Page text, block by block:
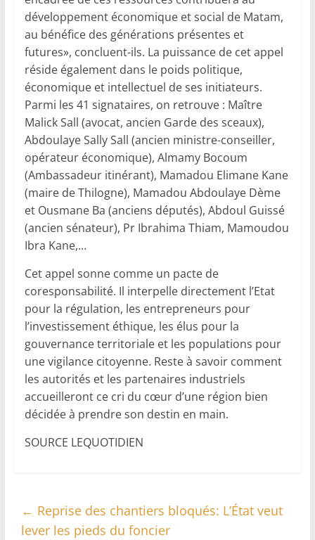
développement économique et social de Matam,
au bénéfice des générations présentes et
futures», concluent-ils. La puissance de cet appel
réside également dans le poids politique,
économique et intellectuel de ses initiateurs.
Parmi les 41 signataires, on retrouve : Maître
Malick Sall (avocat, ancien Garde des sceaux),
Abdoulaye Sally Sall (ancien ministre-conseiller,
opérateur économique), Almamy Bocoum
(Ambassadeur itinérant), Mamadou Elimane Kane
(maire de Thilogne), Mamadou Abdoulaye Dème
et Ousmane Ba (anciens députés), Abdoul Guissé
(ancien sénateur), Pr Ibrahima Thiam, Mamoudou
Ibra Kane,…
Cet appel sonne comme un pacte de
coresponsabilité. Il interpelle directement l’Etat
pour la régulation, les entrepreneurs pour
l’investissement éthique, les élus pour la
gouvernance territoriale et les populations pour
une vigilance citoyenne. Reste à savoir comment
les autorités et les partenaires industriels
accueilleront ce cri du cœur d’une région bien
décidée à prendre son destin en main.
SOURCE LEQUOTIDIEN
← Reprise des chantiers bloqués: L’État veut
lever les pieds du foncier